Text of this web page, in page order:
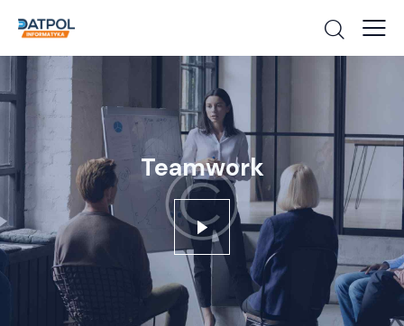
Teamwork